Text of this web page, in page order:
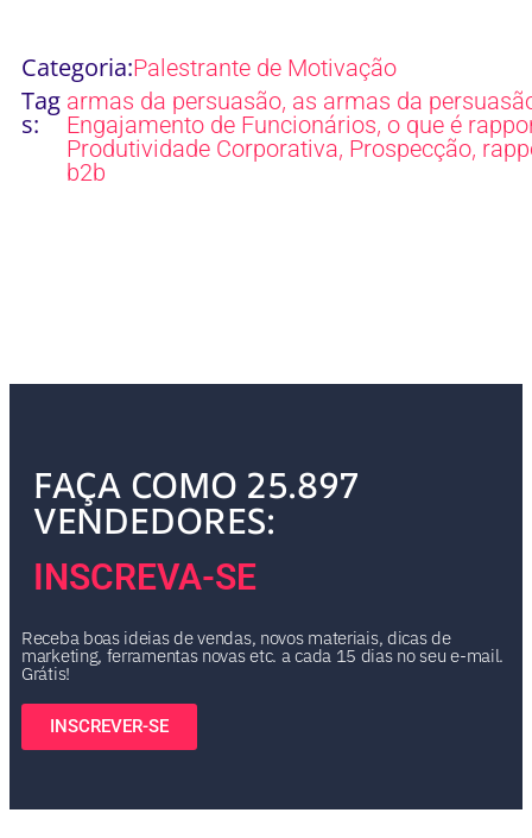
Categoria:Palestrante de Motivação
Tag
s:
armas da persuasão, as armas da
Engajamento de Funcionários, o que é
Produtividade Corporativa, Prospecção,
b2b
FAÇA COMO 25.897
VENDEDORES:
INSCREVA-SE
Receba boas ideias de vendas, novos materiais, dicas de
marketing, ferramentas novas etc. a cada 15 dias no seu e-mail.
Grátis!
INSCREVER-SE